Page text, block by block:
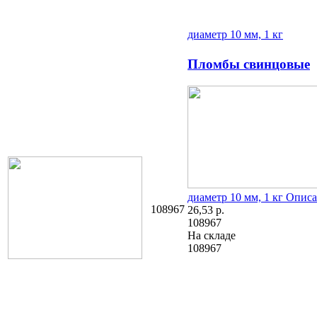
диаметр 10 мм, 1 кг
108967
Пломбы свинцовые
диаметр 10 мм, 1 кг
26,53 р.
108967
На складе
108967